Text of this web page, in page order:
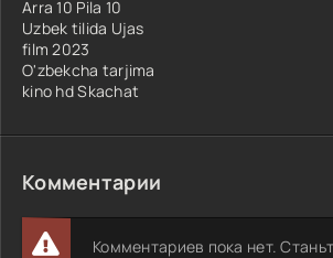
Arra 10 Pila 10
Uzbek tilida Ujas
film 2023
O'zbekcha tarjima
kino hd Skachat
Комментарии
Комментариев пока нет.